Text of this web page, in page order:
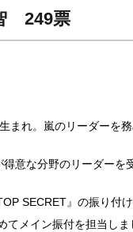
249票
まれ。嵐のリーダーを務
意な分野のリーダーを
SECRET』の振り付
メイン振付を担当しま